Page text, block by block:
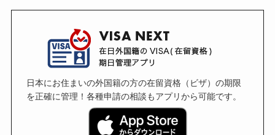
日本にお住まいの外国籍の方の在留資格（ビザ）の期限
を正確に管理！各種申請の相談もアプリから可能です。